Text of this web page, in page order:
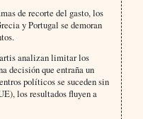
de recorte del gasto, los
y Portugal se demoran
analizan limitar los
decisión que entraña un
políticos se suceden sin
los resultados fluyen a